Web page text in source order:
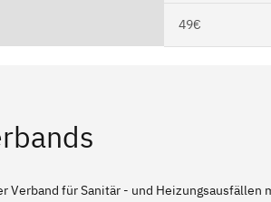
49€
Verband für Sanitär - und